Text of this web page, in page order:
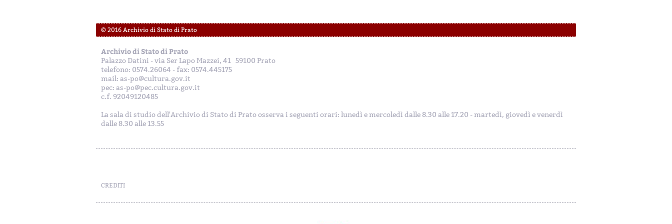
© 2016 Archivio di Stato di Prato
Archivio di Stato di Prato
Palazzo Datini - via Ser Lapo Mazzei, 41 59100 Prato
telefono: 0574.26064 - fax: 0574.445175
mail: as-po@cultura.gov.it
pec: as-po@pec.cultura.gov.it
c.f. 92049120485
La sala di studio dell'Archivio di Stato di Prato osserva i seguenti orari: lunedì e mercoledì dalle 8.30 alle 17.20 - martedì, giovedì e venerdì
dalle 8.30 alle 13.55
CREDITI